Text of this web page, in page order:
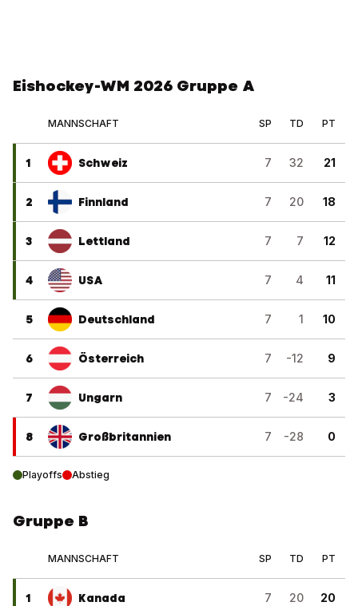
Eishockey-WM 2026 Gruppe A
MANNSCHAFT SP TD PT
1 Schweiz 7 32 21
2 Finnland 7 20 18
3 Lettland 7 7 12
4 USA 7 4 11
5 Deutschland 7 1 10
6 Österreich 7 -12 9
7 Ungarn 7 -24 3
8 Großbritannien 7 -28 0
Playoffs Abstieg
Gruppe B
MANNSCHAFT SP TD PT
1 Kanada 7 20 20